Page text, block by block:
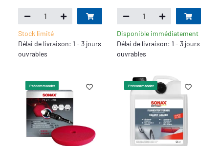
Stock limité
Délai de livraison: 1 - 3 jours
ouvrables
Disponible immédiatement
Délai de livraison: 1 - 3 jours
ouvrables
Précommander Précommander